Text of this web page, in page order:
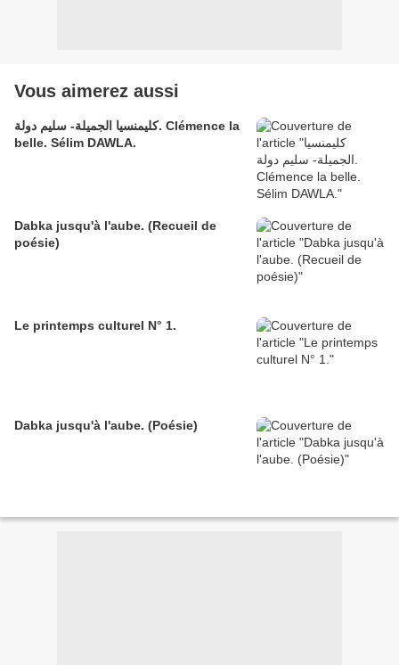
Vous aimerez aussi
كليمنسيا الجميلة- سليم دولة. Clémence la
belle. Sélim DAWLA.
Dabka jusqu'à l'aube. (Recueil de
poésie)
Le printemps culturel N° 1.
Dabka jusqu'à l'aube. (Poésie)